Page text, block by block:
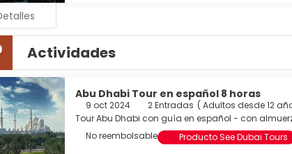
Actividades
Abu Dhabi Tour en español 8 horas
9 oct 2024 2 Entradas ( Adultos desde 12
Tour Abu Dhabi con guía en español - con
No reembolsable
Producto See Dubai Tours